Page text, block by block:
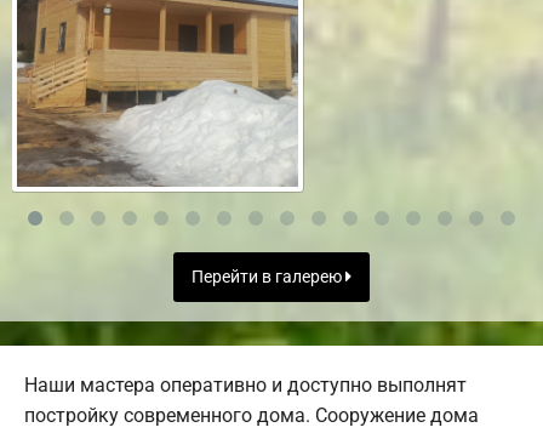
Перейти в галерею
Наши мастера оперативно и доступно выполнят
постройку современного дома. Сооружение дома